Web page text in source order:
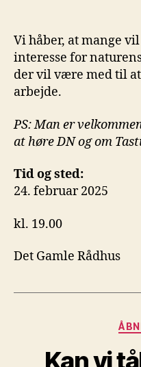
Vi håber, at mange
interesse for
der vil være med til
arbejde.
PS: Man er
at høre DN og om
Tid og sted:
24. februar 2025
kl. 19.00
Det Gamle Rådhus
Kan vi